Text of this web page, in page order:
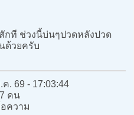
ที ช่วงนี้บ่นๆปวดหลังปวด
ด้วยครับ
ค. 69 - 17:03:44
คน
ความ